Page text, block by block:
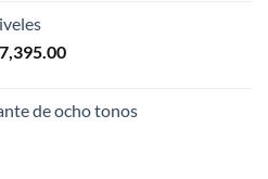
El
es:
de ocho tonos